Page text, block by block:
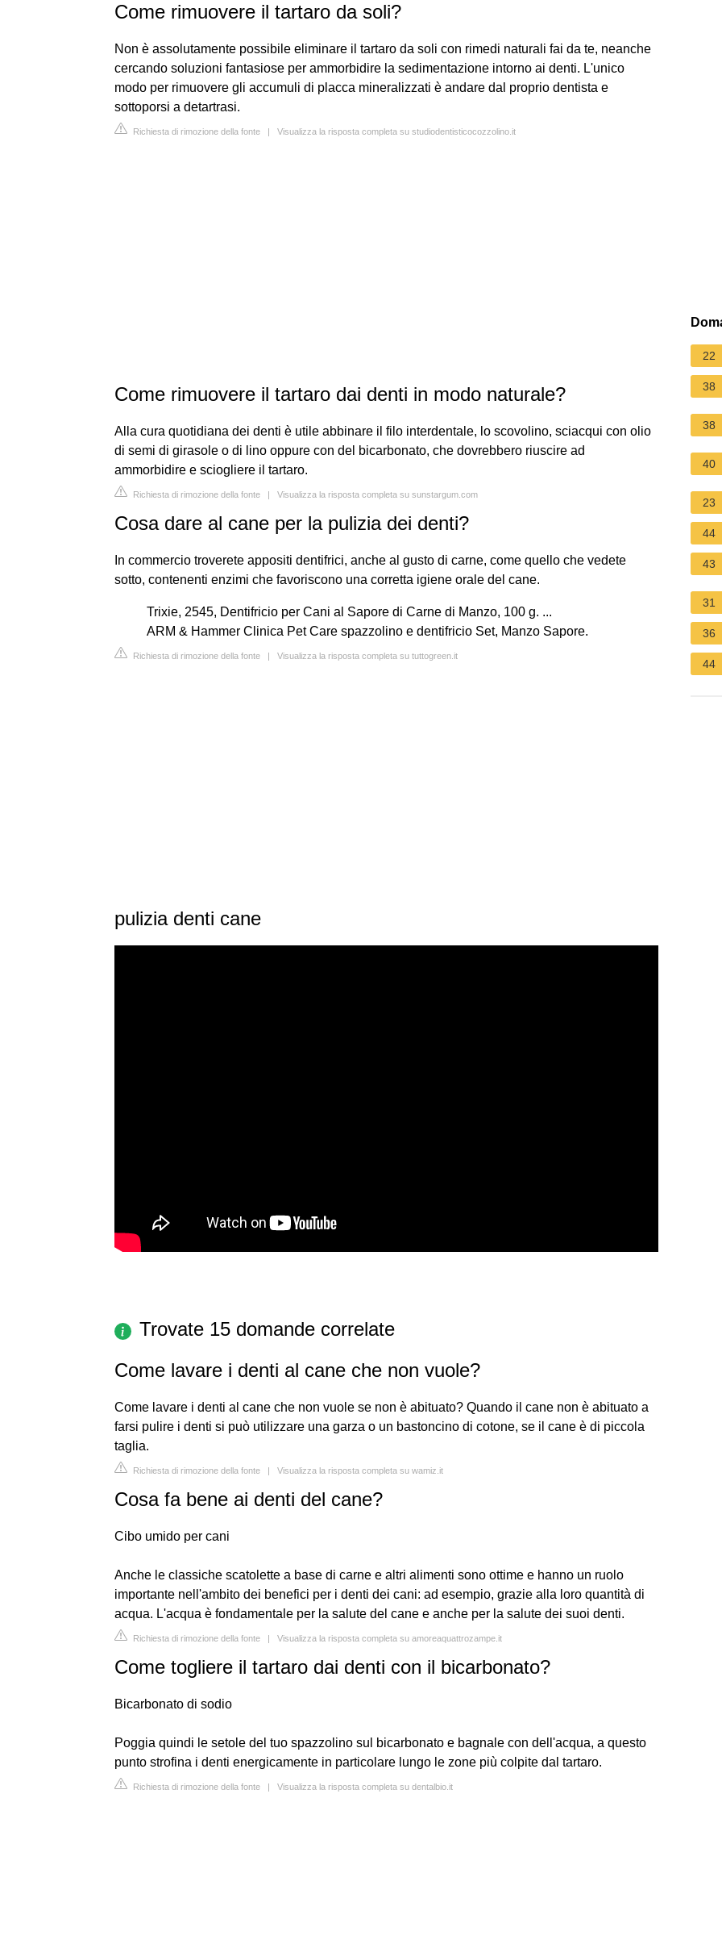
Come rimuovere il tartaro da soli?
Non è assolutamente possibile eliminare il tartaro da soli con rimedi naturali fai da te, neanche
cercando soluzioni fantasiose per ammorbidire la sedimentazione intorno ai denti. L'unico
modo per rimuovere gli accumuli di placca mineralizzati è andare dal proprio dentista e
sottoporsi a detartrasi.
Richiesta di rimozione della fonte | Visualizza la risposta completa su studiodentisticocozzolino.it
Come rimuovere il tartaro dai denti in modo naturale?
Alla cura quotidiana dei denti è utile abbinare il filo interdentale, lo scovolino, sciacqui con olio
di semi di girasole o di lino oppure con del bicarbonato, che dovrebbero riuscire ad
ammorbidire e sciogliere il tartaro.
Richiesta di rimozione della fonte | Visualizza la risposta completa su sunstargum.com
Cosa dare al cane per la pulizia dei denti?
In commercio troverete appositi dentifrici, anche al gusto di carne, come quello che vedete
sotto, contenenti enzimi che favoriscono una corretta igiene orale del cane.
Trixie, 2545, Dentifricio per Cani al Sapore di Carne di Manzo, 100 g. ...
ARM & Hammer Clinica Pet Care spazzolino e dentifricio Set, Manzo Sapore.
Richiesta di rimozione della fonte | Visualizza la risposta completa su tuttogreen.it
pulizia denti cane
Trovate 15 domande correlate
Come lavare i denti al cane che non vuole?
Come lavare i denti al cane che non vuole se non è abituato? Quando il cane non è abituato a
farsi pulire i denti si può utilizzare una garza o un bastoncino di cotone, se il cane è di piccola
taglia.
Richiesta di rimozione della fonte | Visualizza la risposta completa su wamiz.it
Cosa fa bene ai denti del cane?
Cibo umido per cani
Anche le classiche scatolette a base di carne e altri alimenti sono ottime e hanno un ruolo
importante nell'ambito dei benefici per i denti dei cani: ad esempio, grazie alla loro quantità di
acqua. L'acqua è fondamentale per la salute del cane e anche per la salute dei suoi denti.
Richiesta di rimozione della fonte | Visualizza la risposta completa su amoreaquattrozampe.it
Come togliere il tartaro dai denti con il bicarbonato?
Bicarbonato di sodio
Poggia quindi le setole del tuo spazzolino sul bicarbonato e bagnale con dell'acqua, a questo
punto strofina i denti energicamente in particolare lungo le zone più colpite dal tartaro.
Richiesta di rimozione della fonte | Visualizza la risposta completa su dentalbio.it
22
38
38
40
23
44
43
31
36
44